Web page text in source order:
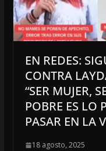
EN REDES:
CONTRA
“SER MUJER,
POBRE ES LO
PASAR EN LA
18 agosto, 2025